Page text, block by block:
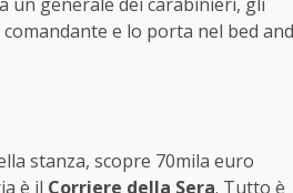
e lo porta nel bed and
stanza, scopre 70mila euro
è il Corriere della Sera. Tutto è